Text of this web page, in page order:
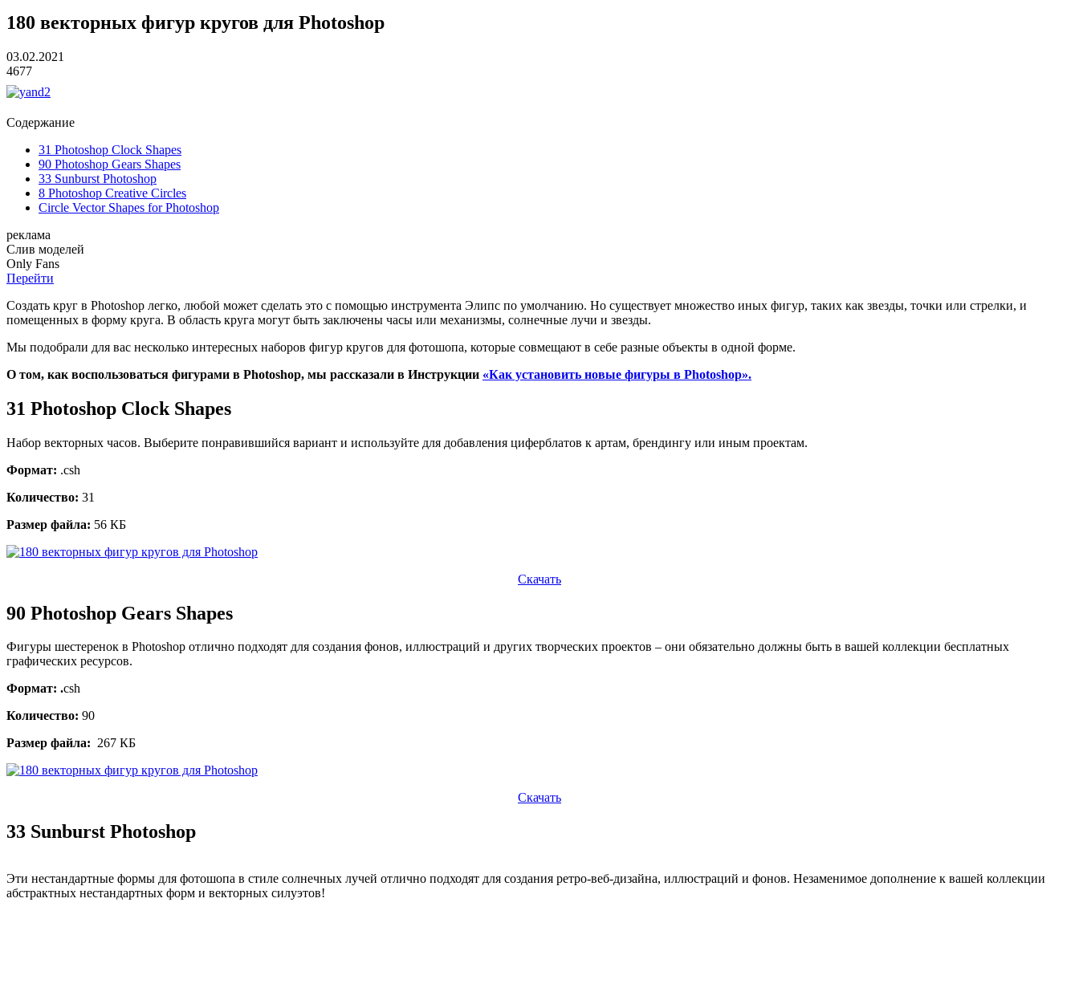
180 векторных фигур кругов для Photoshop
03.02.2021
4677
Содержание
31 Photoshop Clock Shapes
90 Photoshop Gears Shapes
33 Sunburst Photoshop
8 Photoshop Creative Circles
Circle Vector Shapes for Photoshop
реклама
Слив моделей
Only Fans
Перейти
Создать круг в Photoshop легко, любой может сделать это с помощью инструмента Элипс по умолчанию. Но существует множество иных фигур, таких как звезды, точки или стрелки, и
помещенных в форму круга. В область круга могут быть заключены часы или механизмы, солнечные лучи и звезды.
Мы подобрали для вас несколько интересных наборов фигур кругов для фотошопа, которые совмещают в себе разные объекты в одной форме.
О том, как воспользоваться фигурами в Photoshop, мы рассказали в Инструкции «Как установить новые фигуры в Photoshop».
31 Photoshop Clock Shapes
Набор векторных часов. Выберите понравившийся вариант и используйте для добавления циферблатов к артам, брендингу или иным проектам.
Формат: .csh
Количество: 31
Размер файла: 56 КБ
Скачать
90 Photoshop Gears Shapes
Фигуры шестеренок в Photoshop отлично подходят для создания фонов, иллюстраций и других творческих проектов – они обязательно должны быть в вашей коллекции бесплатных
графических ресурсов.
Формат: .csh
Количество: 90
Размер файла: 267 КБ
Скачать
33 Sunburst Photoshop
Эти нестандартные формы для фотошопа в стиле солнечных лучей отлично подходят для создания ретро-веб-дизайна, иллюстраций и фонов. Незаменимое дополнение к вашей коллекции
абстрактных нестандартных форм и векторных силуэтов!